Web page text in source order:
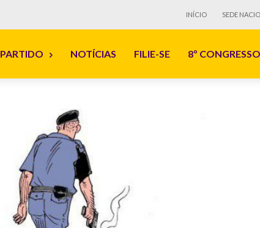
INÍCIO SEDE
PARTIDO NOTÍCIAS FILIE-SE 8º CONGRESSO